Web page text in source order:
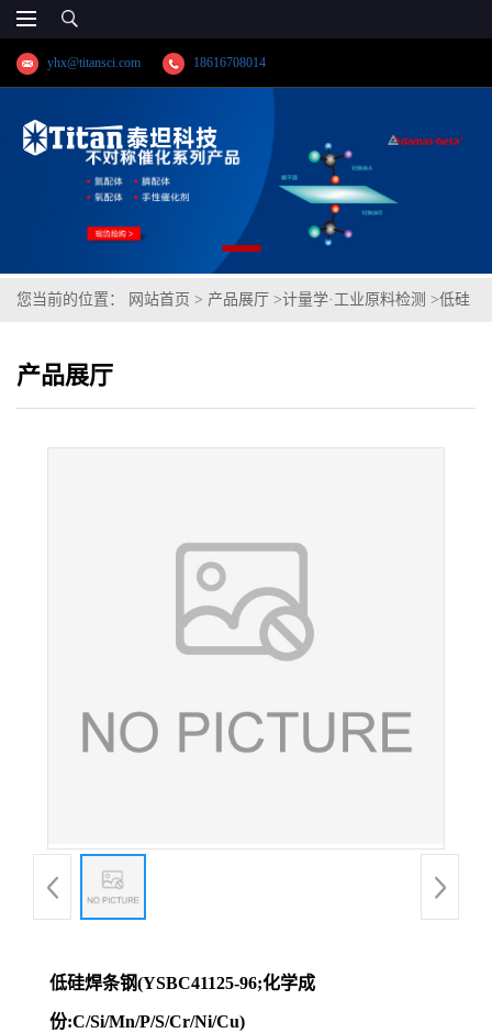
yhx@titansci.com 18616708014
您当前的位置： 网站首页 > 产品展厅 >计量学·工业原料检测 >低硅
产品展厅
低硅焊条钢(YSBC41125-96;化学成
份:C/Si/Mn/P/S/Cr/Ni/Cu)